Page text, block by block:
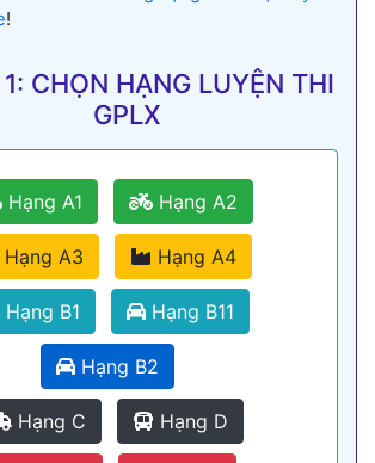
!
CHỌN HẠNG LUYỆN THI
GPLX
Hạng A1 Hạng A2
A3 Hạng A4
Hạng B1 Hạng B11
Hạng B2
Hạng C Hạng D